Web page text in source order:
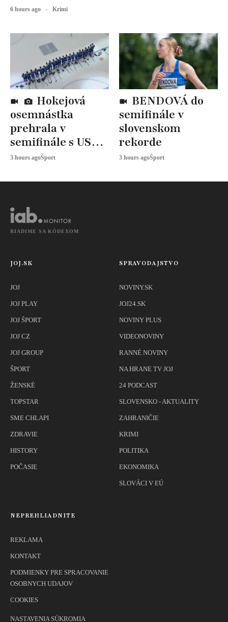
osemnástka
prehrala v
semifinále s USA,
zabojuje o BRONZ
3 hours agoŠport
semifinále v
slovenskom
rekorde
3 hours agoŠport
6 hours ago Krimi
RIADIME SA KÓDEXOM
JOJ.SK
JOJ
JOJ PLAY
JOJ ŠPORT
JOJ CZ
JOJ GROUP
ŠPORT
ŽENSKÉ
TOPSTAR
SME CHLAPI
ZDRAVIE
HISTORY
POČASIE
SPRAVODAJSTVO
NOVINY.SK
JOJ24.SK
NOVINY PLUS
VIDEONOVINY
RANNÉ NOVINY
NA HRANE TV JOJ
24 PODCAST
SLOVENSKO - AKTUALITY
ZAHRANIČIE
KRIMI
POLITIKA
EKONOMIKA
SLOVÁCI V EÚ
NEPREHLIADNITE
REKLAMA
KONTAKT
PODMIENKY PRE SPRACOVANIE
OSOBNYCH UDAJOV
COOKIES
NASTAVENIA SÚKROMIA